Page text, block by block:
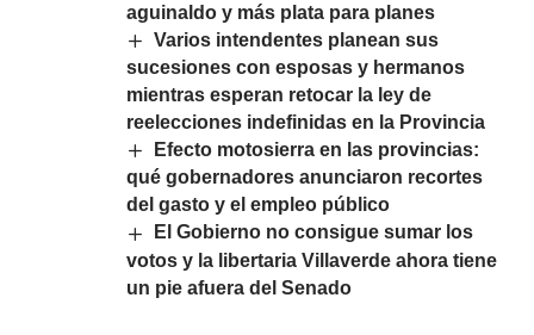
aguinaldo y más plata para planes
Varios intendentes planean sus
sucesiones con esposas y hermanos
mientras esperan retocar la ley de
reelecciones indefinidas en la Provincia
Efecto motosierra en las provincias:
qué gobernadores anunciaron recortes
del gasto y el empleo público
El Gobierno no consigue sumar los
votos y la libertaria Villaverde ahora tiene
un pie afuera del Senado